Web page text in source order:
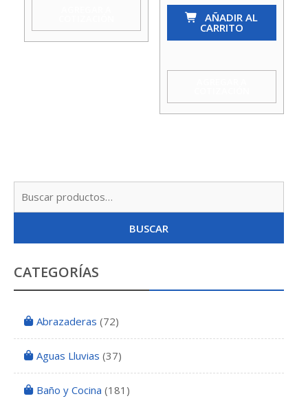
C/
Hoffens
AÑADIR AL
CARRITO
BUSCAR
CATEGORÍAS
Abrazaderas (72)
Aguas Lluvias (37)
Baño y Cocina (181)